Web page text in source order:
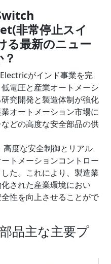
非常停止スイ
る最新のニュー
がインド事業を完
電圧と産業オートメーシ
究開発と製造体制が強化
オートメーション市場に
どの高度な安全部品の供
度な安全制御とリアル
トメーションコントロー
た。これにより、製造業
された産業環境におい
性を向上させることがで
品主な主要プ